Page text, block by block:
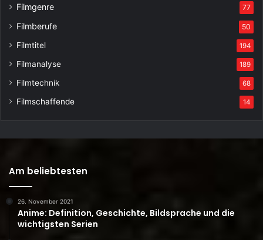
Filmgenre 77
Filmberufe 50
Filmtitel 194
Filmanalyse 189
Filmtechnik 68
Filmschaffende 14
Am beliebtesten
26. November 2021
Anime: Definition, Geschichte, Bildsprache und die
wichtigsten Serien